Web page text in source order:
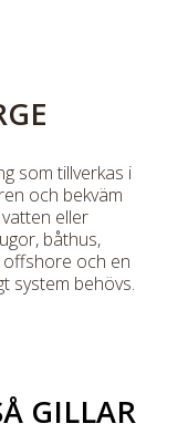
som tillverkas i
och bekväm
eller
båthus,
offshore och en
system behövs.
GILLAR